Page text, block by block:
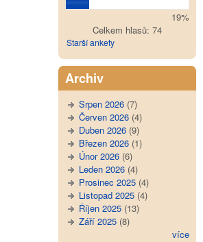
19%
Celkem hlasů: 74
Starší ankety
Archiv
Srpen 2026(7)
Červen 2026(4)
Duben 2026(9)
Březen 2026(1)
Únor 2026(6)
Leden 2026(4)
Prosinec 2025(4)
Listopad 2025(4)
Říjen 2025(13)
Září 2025(8)
více